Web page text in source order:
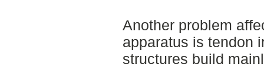
Another problem
apparatus is tendon
structures build